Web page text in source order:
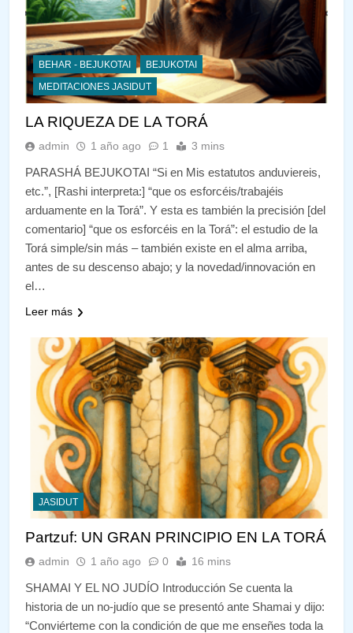
BEHAR - BEJUKOTAI
BEJUKOTAI
MEDITACIONES JASIDUT
LA RIQUEZA DE LA TORÁ
admin 1 año ago 1 3 mins
PARASHÁ BEJUKOTAI “Si en Mis estatutos anduviereis,
etc.”, [Rashi interpreta:] “que os esforcéis/trabajéis
arduamente en la Torá”. Y esta es también la precisión [del
comentario] “que os esforcéis en la Torá”: el estudio de la
Torá simple/sin más – también existe en el alma arriba,
antes de su descenso abajo; y la novedad/innovación en
el…
Leer más
JASIDUT
Partzuf: UN GRAN PRINCIPIO EN LA TORÁ
admin 1 año ago 0 16 mins
SHAMAI Y EL NO JUDÍO Introducción Se cuenta la
historia de un no-judío que se presentó ante Shamai y dijo:
“Conviérteme con la condición de que me enseñes toda la